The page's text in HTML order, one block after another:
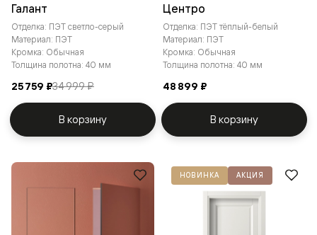
Галант
Отделка: ПЭТ светло-серый
Материал: ПЭТ
Кромка: Обычная
Толщина полотна: 40 мм
25 759 ₽34 999 ₽
В корзину
Центро
Отделка: ПЭТ тёплый-белый
Материал: ПЭТ
Кромка: Обычная
Толщина полотна: 40 мм
48 899 ₽
В корзину
НОВИНКА АКЦИЯ